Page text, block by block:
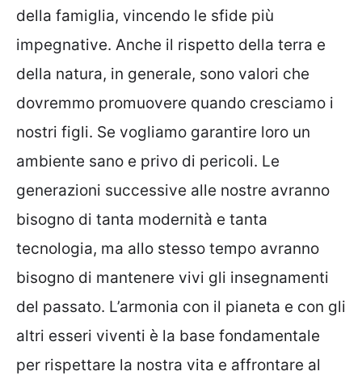
della famiglia, vincendo le sfide più
impegnative. Anche il rispetto della terra e
della natura, in generale, sono valori che
dovremmo promuovere quando cresciamo i
nostri figli. Se vogliamo garantire loro un
ambiente sano e privo di pericoli. Le
generazioni successive alle nostre avranno
bisogno di tanta modernità e tanta
tecnologia, ma allo stesso tempo avranno
bisogno di mantenere vivi gli insegnamenti
del passato. L’armonia con il pianeta e con gli
altri esseri viventi è la base fondamentale
per rispettare la nostra vita e affrontare al